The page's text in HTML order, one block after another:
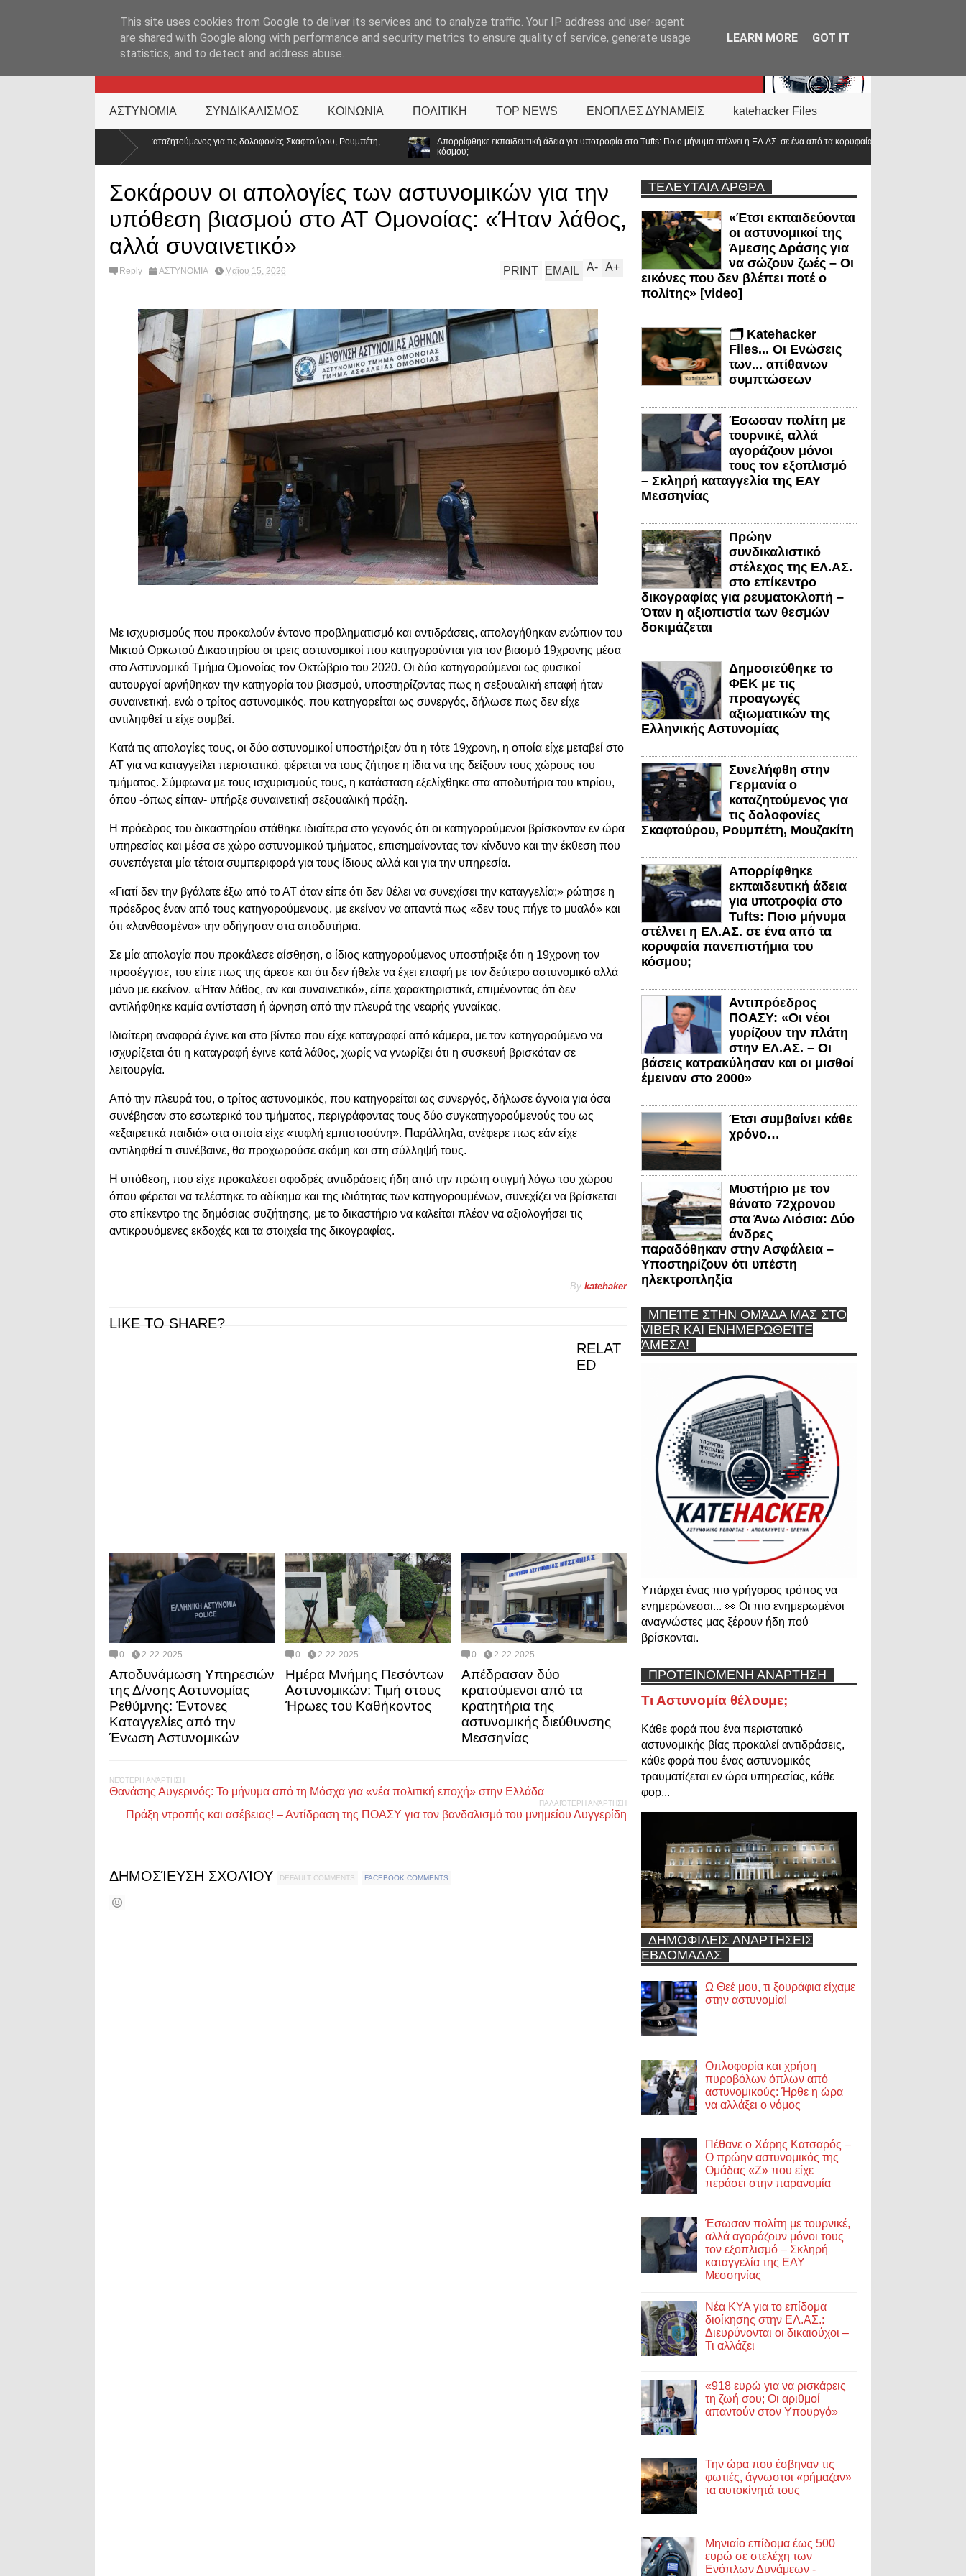
KATEHACKER
ΑΣΤΥΝΟΜΙΑ ΣΥΝΔΙΚΑΛΙΣΜΟΣ ΚΟΙΝΩΝΙΑ ΠΟΛΙΤΙΚΗ TOP NEWS ΕΝΟΠΛΕΣ ΔΥΝΑΜΕΙΣ katehacker Files
ο καταζητούμενος για τις δολοφονίες Σκαφτούρου, Ρουμπέτη,
Απορρίφθηκε εκπαιδευτική άδεια για υποτροφία στο Tufts: Ποιο μήνυμα στέλνει η ΕΛ.ΑΣ. σε ένα από τα κορυφαία πανεπιστήμια του
Αντιπρόεδρος ΠΟΑΣΥ: «Οι
Σοκάρουν οι απολογίες των αστυνομικών για την
υπόθεση βιασμού στο ΑΤ Ομονοίας: «Ήταν λάθος,
αλλά συναινετικό»
Reply ΑΣΤΥΝΟΜΙΑ Μαΐου 15, 2026 A+
A-
PRINT EMAIL
Με ισχυρισμούς που προκαλούν έντονο προβληματισμό και αντιδράσεις, απολογήθηκαν ενώπιον του
Μικτού Ορκωτού Δικαστηρίου οι τρεις αστυνομικοί που κατηγορούνται για τον βιασμό 19χρονης μέσα
στο Αστυνομικό Τμήμα Ομονοίας τον Οκτώβριο του 2020. Οι δύο κατηγορούμενοι ως φυσικοί
αυτουργοί αρνήθηκαν την κατηγορία του βιασμού, υποστηρίζοντας πως η σεξουαλική επαφή ήταν
συναινετική, ενώ ο τρίτος αστυνομικός, που κατηγορείται ως συνεργός, δήλωσε πως δεν είχε
αντιληφθεί τι είχε συμβεί.
Κατά τις απολογίες τους, οι δύο αστυνομικοί υποστήριξαν ότι η τότε 19χρονη, η οποία είχε μεταβεί στο
ΑΤ για να καταγγείλει περιστατικό, φέρεται να τους ζήτησε η ίδια να της δείξουν τους χώρους του
τμήματος. Σύμφωνα με τους ισχυρισμούς τους, η κατάσταση εξελίχθηκε στα αποδυτήρια του κτιρίου,
όπου -όπως είπαν- υπήρξε συναινετική σεξουαλική πράξη.
Η πρόεδρος του δικαστηρίου στάθηκε ιδιαίτερα στο γεγονός ότι οι κατηγορούμενοι βρίσκονταν εν ώρα
υπηρεσίας και μέσα σε χώρο αστυνομικού τμήματος, επισημαίνοντας τον κίνδυνο και την έκθεση που
συνεπάγεται μία τέτοια συμπεριφορά για τους ίδιους αλλά και για την υπηρεσία.
«Γιατί δεν την βγάλατε έξω από το ΑΤ όταν είπε ότι δεν θέλει να συνεχίσει την καταγγελία;» ρώτησε η
πρόεδρος έναν από τους κατηγορούμενους, με εκείνον να απαντά πως «δεν τους πήγε το μυαλό» και
ότι «λανθασμένα» την οδήγησαν στα αποδυτήρια.
Σε μία απολογία που προκάλεσε αίσθηση, ο ίδιος κατηγορούμενος υποστήριξε ότι η 19χρονη τον
προσέγγισε, του είπε πως της άρεσε και ότι δεν ήθελε να έχει επαφή με τον δεύτερο αστυνομικό αλλά
μόνο με εκείνον. «Ήταν λάθος, αν και συναινετικό», είπε χαρακτηριστικά, επιμένοντας ότι δεν
αντιλήφθηκε καμία αντίσταση ή άρνηση από την πλευρά της νεαρής γυναίκας.
Ιδιαίτερη αναφορά έγινε και στο βίντεο που είχε καταγραφεί από κάμερα, με τον κατηγορούμενο να
ισχυρίζεται ότι η καταγραφή έγινε κατά λάθος, χωρίς να γνωρίζει ότι η συσκευή βρισκόταν σε
λειτουργία.
Από την πλευρά του, ο τρίτος αστυνομικός, που κατηγορείται ως συνεργός, δήλωσε άγνοια για όσα
συνέβησαν στο εσωτερικό του τμήματος, περιγράφοντας τους δύο συγκατηγορούμενούς του ως
«εξαιρετικά παιδιά» στα οποία είχε «τυφλή εμπιστοσύνη». Παράλληλα, ανέφερε πως εάν είχε
αντιληφθεί τι συνέβαινε, θα προχωρούσε ακόμη και στη σύλληψή τους.
Η υπόθεση, που είχε προκαλέσει σφοδρές αντιδράσεις ήδη από την πρώτη στιγμή λόγω του χώρου
όπου φέρεται να τελέστηκε το αδίκημα και της ιδιότητας των κατηγορουμένων, συνεχίζει να βρίσκεται
στο επίκεντρο της δημόσιας συζήτησης, με το δικαστήριο να καλείται πλέον να αξιολογήσει τις
αντικρουόμενες εκδοχές και τα στοιχεία της δικογραφίας.
By katehaker
LIKE TO SHARE?
RELAT
ED
0 2-22-2025
Αποδυνάμωση Υπηρεσιών
της Δ/νσης Αστυνομίας
Ρεθύμνης: Έντονες
Καταγγελίες από την
Ένωση Αστυνομικών
0 2-22-2025
Ημέρα Μνήμης Πεσόντων
Αστυνομικών: Τιμή στους
Ήρωες του Καθήκοντος
0 2-22-2025
Απέδρασαν δύο
κρατούμενοι από τα
κρατητήρια της
αστυνομικής διεύθυνσης
Μεσσηνίας
ΝΕΌΤΕΡΗ ΑΝΆΡΤΗΣΗ
Θανάσης Αυγερινός: Το μήνυμα από τη Μόσχα για «νέα πολιτική εποχή» στην Ελλάδα
ΠΑΛΑΙΌΤΕΡΗ ΑΝΆΡΤΗΣΗ
Πράξη ντροπής και ασέβειας! – Αντίδραση της ΠΟΑΣΥ για τον βανδαλισμό του μνημείου Λυγγερίδη
ΔΗΜΟΣΊΕΥΣΗ ΣΧΟΛΊΟΥ DEFAULT COMMENTS FACEBOOK COMMENTS
ΤΕΛΕΥΤΑΙΑ ΑΡΘΡΑ
«Έτσι εκπαιδεύονται
οι αστυνομικοί της
Άμεσης Δράσης για
να σώζουν ζωές – Οι
εικόνες που δεν βλέπει ποτέ ο
πολίτης» [video]
🗂️ Katehacker
Files... Οι Ενώσεις
των... απίθανων
συμπτώσεων
Έσωσαν πολίτη με
τουρνικέ, αλλά
αγοράζουν μόνοι
τους τον εξοπλισμό
– Σκληρή καταγγελία της ΕΑΥ
Μεσσηνίας
Πρώην
συνδικαλιστικό
στέλεχος της ΕΛ.ΑΣ.
στο επίκεντρο
δικογραφίας για ρευματοκλοπή –
Όταν η αξιοπιστία των θεσμών
δοκιμάζεται
Δημοσιεύθηκε το
ΦΕΚ με τις
προαγωγές
αξιωματικών της
Ελληνικής Αστυνομίας
Συνελήφθη στην
Γερμανία ο
καταζητούμενος για
τις δολοφονίες
Σκαφτούρου, Ρουμπέτη, Μουζακίτη
Απορρίφθηκε
εκπαιδευτική άδεια
για υποτροφία στο
Tufts: Ποιο μήνυμα
στέλνει η ΕΛ.ΑΣ. σε ένα από τα
κορυφαία πανεπιστήμια του
κόσμου;
Αντιπρόεδρος
ΠΟΑΣΥ: «Οι νέοι
γυρίζουν την πλάτη
στην ΕΛ.ΑΣ. – Οι
βάσεις κατρακύλησαν και οι μισθοί
έμειναν στο 2000»
Έτσι συμβαίνει κάθε
χρόνο…
Μυστήριο με τον
θάνατο 72χρονου
στα Άνω Λιόσια: Δύο
άνδρες
παραδόθηκαν στην Ασφάλεια –
Υποστηρίζουν ότι υπέστη
ηλεκτροπληξία
ΜΠΕΊΤΕ ΣΤΗΝ ΟΜΆΔΑ ΜΑΣ ΣΤΟ
VIBER ΚΑΙ ΕΝΗΜΕΡΩΘΕΊΤΕ
ΆΜΕΣΑ!
Υπάρχει ένας πιο γρήγορος τρόπος να
ενημερώνεσαι... 👀 Οι πιο ενημερωμένοι
αναγνώστες μας ξέρουν ήδη πού
βρίσκονται.
ΠΡΟΤΕΙΝΟΜΕΝΗ ΑΝΑΡΤΗΣΗ
Τι Αστυνομία θέλουμε;
Κάθε φορά που ένα περιστατικό
αστυνομικής βίας προκαλεί αντιδράσεις,
κάθε φορά που ένας αστυνομικός
τραυματίζεται εν ώρα υπηρεσίας, κάθε
φορ...
ΔΗΜΟΦΙΛΕΙΣ ΑΝΑΡΤΗΣΕΙΣ
ΕΒΔΟΜΑΔΑΣ
Ω Θεέ μου, τι ξουράφια είχαμε
στην αστυνομία!
Οπλοφορία και χρήση
πυροβόλων όπλων από
αστυνομικούς: Ήρθε η ώρα
να αλλάξει ο νόμος
Πέθανε ο Χάρης Κατσαρός –
Ο πρώην αστυνομικός της
Ομάδας «Ζ» που είχε
περάσει στην παρανομία
Έσωσαν πολίτη με τουρνικέ,
αλλά αγοράζουν μόνοι τους
τον εξοπλισμό – Σκληρή
καταγγελία της ΕΑΥ
Μεσσηνίας
Νέα ΚΥΑ για το επίδομα
διοίκησης στην ΕΛ.ΑΣ.:
Διευρύνονται οι δικαιούχοι –
Τι αλλάζει
«918 ευρώ για να ρισκάρεις
τη ζωή σου; Οι αριθμοί
απαντούν στον Υπουργό»
Την ώρα που έσβηναν τις
φωτιές, άγνωστοι «ρήμαζαν»
τα αυτοκίνητά τους
Μηνιαίο επίδομα έως 500
ευρώ σε στελέχη των
Ενόπλων Δυνάμεων -
This site uses cookies from Google to deliver its services and to analyze traffic. Your IP address and user-agent
are shared with Google along with performance and security metrics to ensure quality of service, generate usage
statistics, and to detect and address abuse.
LEARN MORE GOT IT